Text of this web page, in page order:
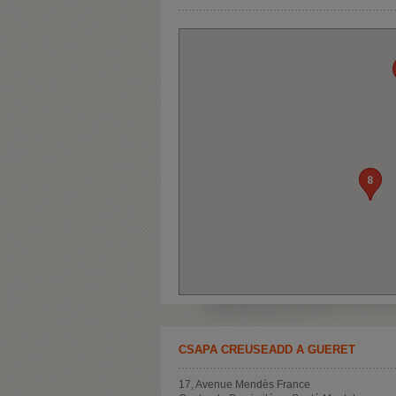
7
8
CSAPA CREUSEADD À GUÉRET
17, Avenue Mendès France